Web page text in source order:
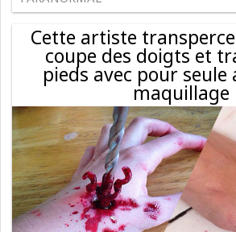
Cette artiste
coupe des doigts et
pieds avec pour
maquillage